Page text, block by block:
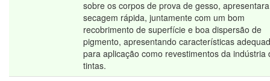
sobre os corpos de prova de gesso,
secagem rápida, juntamente com um bom
recobrimento de superfície e boa dispersão de
pigmento, apresentando características
para aplicação como revestimentos da indústria
tintas.